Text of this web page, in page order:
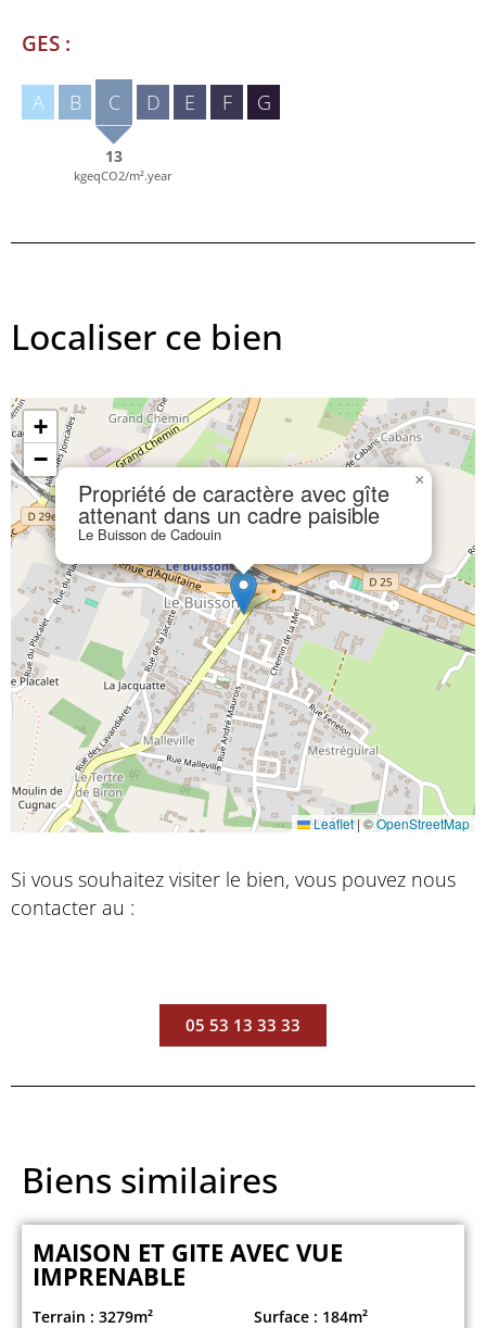
GES :
A B C
13
kgeqCO2/m².year
D E F G
Localiser ce bien
Propriété de caractère avec gîte
attenant dans un cadre paisible
Le Buisson de Cadouin
×
+
−
Leaflet| ©OpenStreetMap
Si vous souhaitez visiter le bien, vous pouvez nous
contacter au :
05 53 13 33 33
Biens similaires
MAISON ET GITE AVEC VUE
IMPRENABLE
Terrain : 3279m² Surface : 184m²